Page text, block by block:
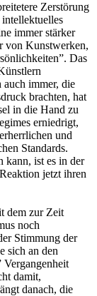
Zerstörung
immer stärker
von Kunstwerken,
Das
auch immer, die
brachten, hat
in die Hand zu
erniedrigt,
und
Standards.
kann, ist es in der
jetzt ihren
dem zur Zeit
noch
Stimmung der
sich an den
Vergangenheit
damit,
danach, die